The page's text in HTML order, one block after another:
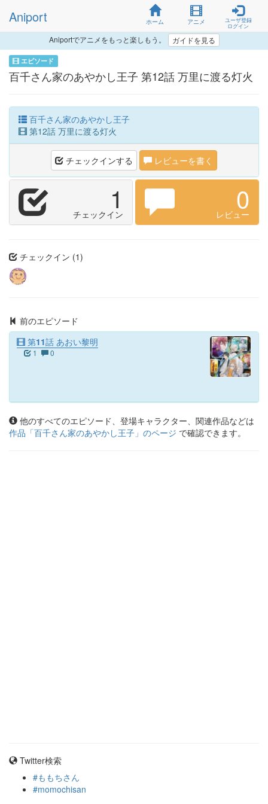
Aniport ホーム アニメ
ユーザ登録
ログイン
Aniportでアニメをもっと楽しもう。 ガイドを見る
エピソード
百千さん家のあやかし王子 第12話 万里に渡る灯火
百千さん家のあやかし王子
第12話 万里に渡る灯火
チェックインする レビューを書く
1
チェックイン 0
レビュー
チェックイン (1)
前のエピソード
第11話 あおい黎明
1 0
他のすべてのエピソード、登場キャラクター、関連作品などは
作品「百千さん家のあやかし王子 」のページ で確認できます。
Twitter検索
#ももちさん
#momochisan